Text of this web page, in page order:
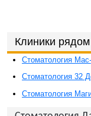
Клиники рядом
Стоматология
Стоматология 32
Стоматология